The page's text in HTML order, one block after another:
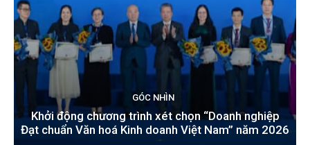
GÓC NHÌN
Khởi động chương trình xét chọn “Doanh nghiệp
Đạt chuẩn Văn hoá Kinh doanh Việt Nam” năm 2026